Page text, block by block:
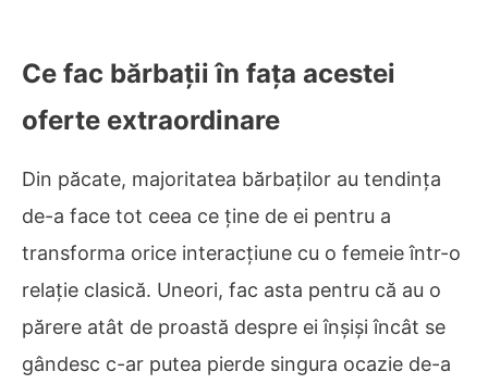
Ce fac bărbații în fața acestei
oferte extraordinare
Din păcate, majoritatea bărbaților au tendința
de-a face tot ceea ce ține de ei pentru a
transforma orice interacțiune cu o femeie într-o
relație clasică. Uneori, fac asta pentru că au o
părere atât de proastă despre ei înșiși încât se
gândesc c-ar putea pierde singura ocazie de-a